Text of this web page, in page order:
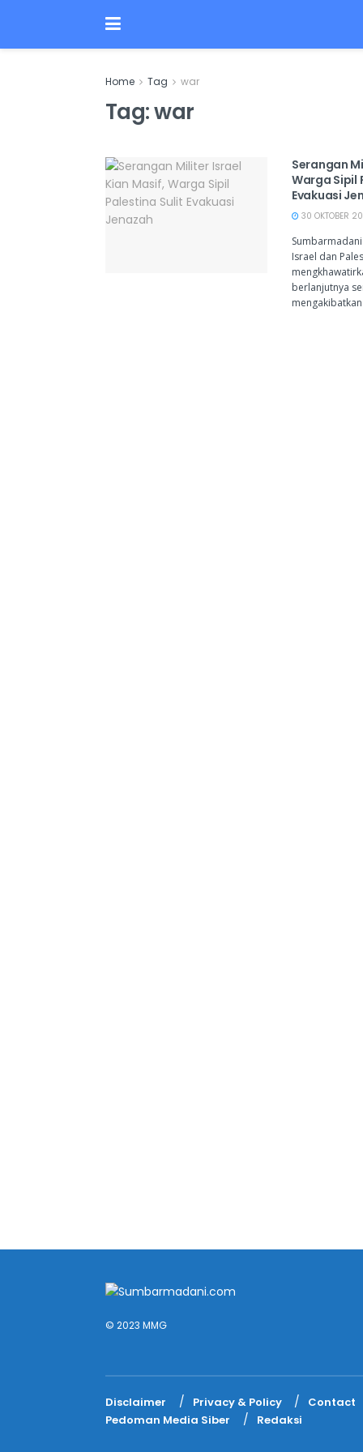
Home Tag war
Tag:war
Serangan
Warga Sipil
Evakuasi
30 OKTOBER
Israel dan
berlanjutnya
© 2023 MMG
Disclaimer Privacy & Policy
Contact
Pedoman Media Siber
Redaksi